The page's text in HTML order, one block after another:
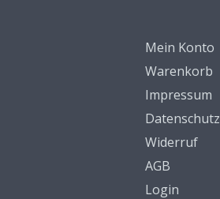
Mein Konto
Warenkorb
Impressum
Datenschutz
Widerruf
AGB
Login